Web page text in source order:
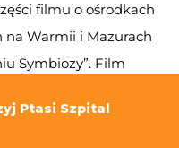
filmu o ośrodkach
Warmii i Mazurach
Symbiozy”. Film
UE w ramach
ex-situ gatunków
w działalności
Ptasi Szpital